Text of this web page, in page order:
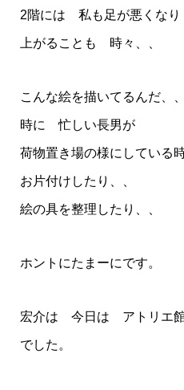
2階には 私も足が悪くなり
上がることも 時々、、
こんな絵を描いてるんだ、
時に 忙しい長男が
荷物置き場の様にしている
お片付けしたり、、
絵の具を整理したり、、
ホントにたまーにです。
宏介は 今日は アトリエ
でした。